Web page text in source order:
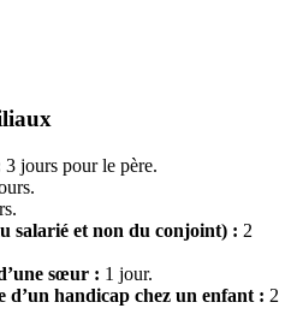
3 jours pour le père.
salarié et non du conjoint) : 2
sœur : 1 jour.
d’un handicap chez un enfant : 2